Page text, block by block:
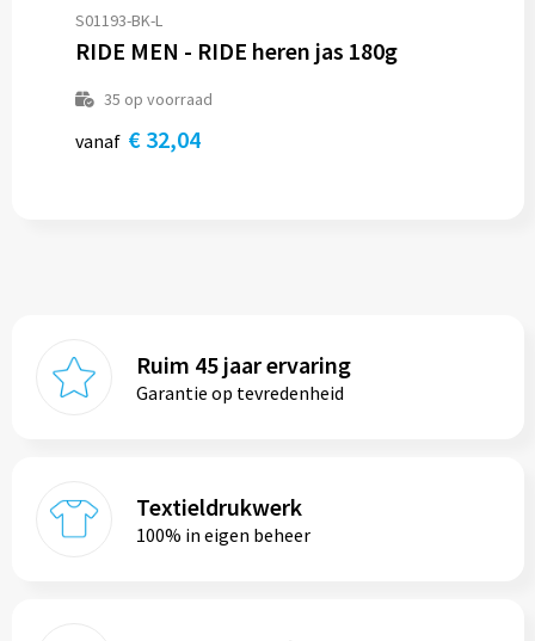
S01193-BK-L
RIDE MEN - RIDE heren jas 180g
35 op voorraad
vanaf € 32,04
Ruim 45 jaar ervaring
Garantie op tevredenheid
Textieldrukwerk
100% in eigen beheer